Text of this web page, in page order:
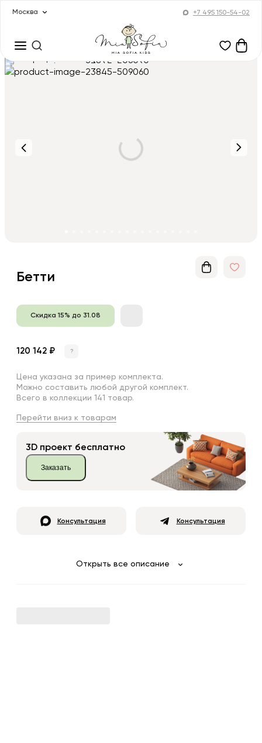
Москва +7 495 150-54-02
Бетти
Скидка 15% до 31.08
120 142 ₽ ?
Цена указана за пример комплекта.
Можно составить любой другой комплект.
Всего в коллекции 141 товар.
Перейти вниз к товарам
3D проект бесплатно
Заказать
Консультация Консультация
Открыть все описание